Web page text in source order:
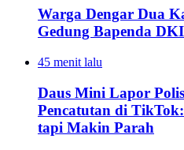
Warga Dengar Dua
Gedung Bapenda
45 menit lalu
Daus Mini Lapor
Pencatutan di
tapi Makin Parah